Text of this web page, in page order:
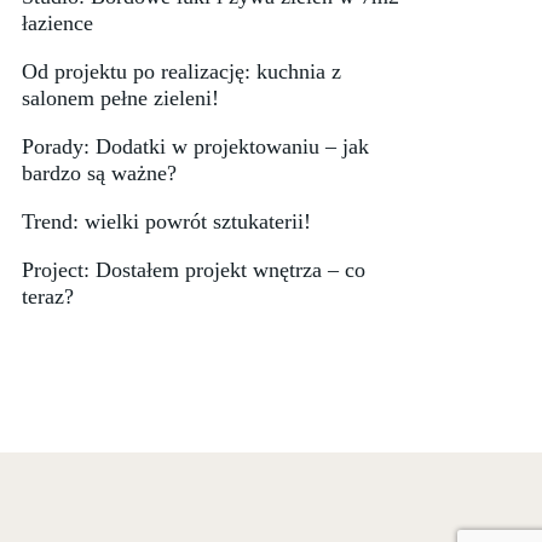
łazience
Od projektu po realizację: kuchnia z
salonem pełne zieleni!
Porady: Dodatki w projektowaniu – jak
bardzo są ważne?
Trend: wielki powrót sztukaterii!
Project: Dostałem projekt wnętrza – co
teraz?